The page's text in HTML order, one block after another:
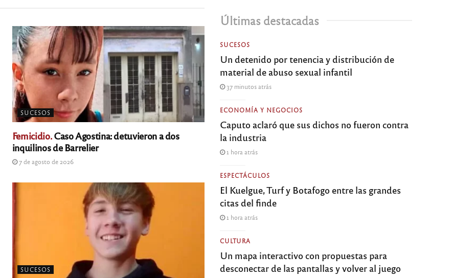
SUCESOS
Femicidio.Caso Agostina: detuvieron a dos
inquilinos de Barrelier
7 de agosto de 2026
SUCESOS
Últimas destacadas
SUCESOS
Un detenido por tenencia y distribución de
material de abuso sexual infantil
37 minutos atrás
ECONOMÍA Y NEGOCIOS
Caputo aclaró que sus dichos no fueron contra
la industria
1 hora atrás
ESPECTÁCULOS
El Kuelgue, Turf y Botafogo entre las grandes
citas del finde
1 hora atrás
CULTURA
Un mapa interactivo con propuestas para
desconectar de las pantallas y volver al juego